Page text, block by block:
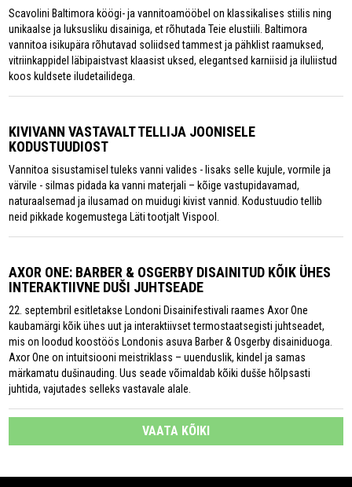
Scavolini Baltimora köögi- ja vannitoamööbel on klassikalises stiilis ning
unikaalse ja luksusliku disainiga, et rõhutada Teie elustiili. Baltimora
vannitoa isikupära rõhutavad soliidsed tammest ja pähklist raamuksed,
vitriinkappidel läbipaistvast klaasist uksed, elegantsed karniisid ja iluliistud
koos kuldsete iludetailidega.
KIVIVANN VASTAVALT TELLIJA JOONISELE
KODUSTUUDIOST
Vannitoa sisustamisel tuleks vanni valides - lisaks selle kujule, vormile ja
värvile - silmas pidada ka vanni materjali – kõige vastupidavamad,
naturaalsemad ja ilusamad on muidugi kivist vannid. Kodustuudio tellib
neid pikkade kogemustega Läti tootjalt Vispool.
AXOR ONE: BARBER & OSGERBY DISAINITUD KÕIK ÜHES
INTERAKTIIVNE DUŠI JUHTSEADE
22. septembril esitletakse Londoni Disainifestivali raames Axor One
kaubamärgi kõik ühes uut ja interaktiivset termostaatsegisti juhtseadet,
mis on loodud koostöös Londonis asuva Barber & Osgerby disainiduoga.
Axor One on intuitsiooni meistriklass – uuenduslik, kindel ja samas
märkamatu dušinauding. Uus seade võimaldab kõiki dušše hõlpsasti
juhtida, vajutades selleks vastavale alale.
VAATA KÕIKI